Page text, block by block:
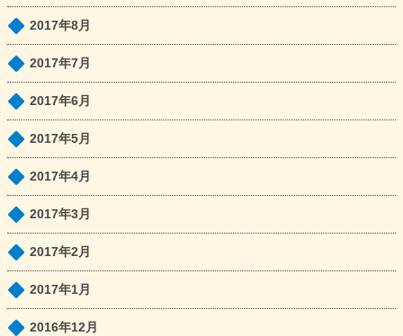
2017年8月
2017年7月
2017年6月
2017年5月
2017年4月
2017年3月
2017年2月
2017年1月
2016年12月